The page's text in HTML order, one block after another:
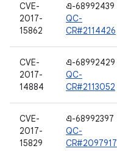
CVE-
2017-
15862
এ-68992439
QC-
CR#2114426
CVE-
2017-
14884
এ-68992429
QC-
CR#2113052
CVE-
2017-
15829
এ-68992397
QC-
CR#2097917